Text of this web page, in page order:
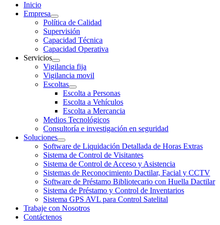
Inicio
Empresa
Política de Calidad
Supervisión
Capacidad Técnica
Capacidad Operativa
Servicios
Vigilancia fija
Vigilancia movil
Escoltas
Escolta a Personas
Escolta a Vehículos
Escolta a Mercancia
Medios Tecnológicos
Consultoría e investigación en seguridad
Soluciones
Software de Liquidación Detallada de Horas Extras
Sistema de Control de Visitantes
Sistema de Control de Acceso y Asistencia
Sistemas de Reconocimiento Dactilar, Facial y CCTV
Software de Préstamo Bibliotecario con Huella Dactilar
Sistema de Préstamo y Control de Inventarios
Sistema GPS AVL para Control Satelital
Trabaje con Nosotros
Contáctenos